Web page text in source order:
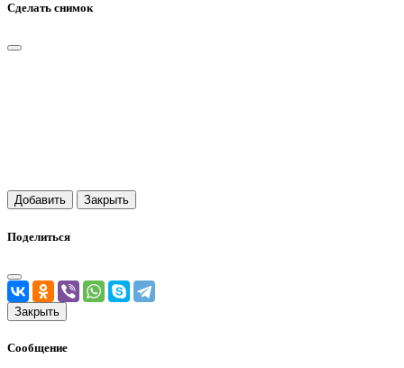
Сделать снимок
Добавить Закрыть
Поделиться
Закрыть
Сообщение